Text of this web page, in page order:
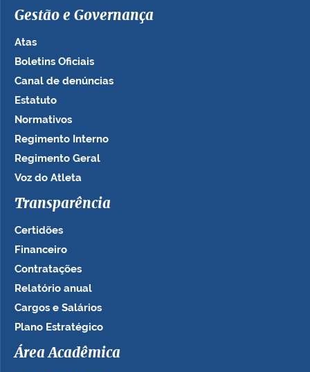
Gestão e Governança
Atas
Boletins Oficiais
Canal de denúncias
Estatuto
Normativos
Regimento Interno
Regimento Geral
Voz do Atleta
Transparência
Certidões
Financeiro
Contratações
Relatório anual
Cargos e Salários
Plano Estratégico
Área Acadêmica